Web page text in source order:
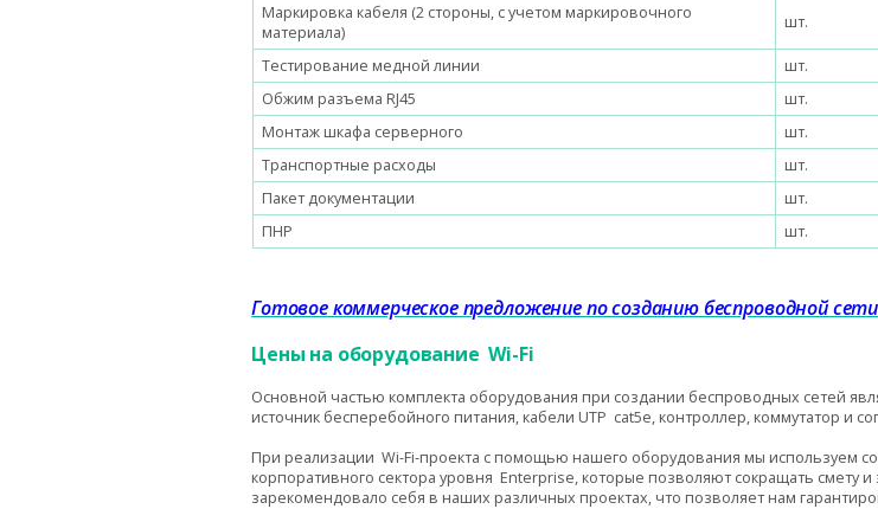
Маркировка кабеля (2 стороны, с учетом маркировочного
материала)
шт.
Тестирование медной линии шт.
Обжим разъема RJ45
шт.
Монтаж шкафа серверного
шт.
Транспортные расходы
шт.
Пакет документации
шт.
ПНР
шт.
Готовое коммерческое предложение по созданию беспроводной
Цены на оборудованиеWi-Fi
Основной частью комплекта оборудования при создании беспроводных сетей
источник бесперебойного питания, кабели UTP cat5e, контроллер, коммутатор и
При реализации Wi-Fi-проекта с помощью нашего оборудования мы используем
корпоративного сектора уровня Enterprise, которые позволяют сокращать смету
зарекомендовало себя в наших различных проектах, что позволяет нам